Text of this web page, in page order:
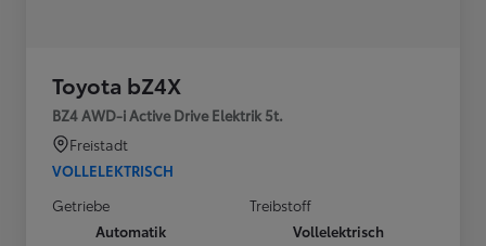
Toyota bZ4X
BZ4 AWD-i Active Drive Elektrik 5t.
Freistadt
VOLLELEKTRISCH
Getriebe
Automatik
Treibstoff
Vollelektrisch